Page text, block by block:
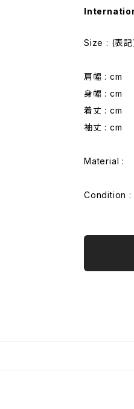
Size : (表記
肩幅 : cm
身幅 : cm
着丈 : cm
袖丈 : cm
Material :
Condition :